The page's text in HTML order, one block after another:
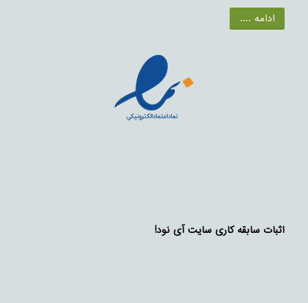
ادامه ....
اثبات سابقه کاری سایت آی نود!